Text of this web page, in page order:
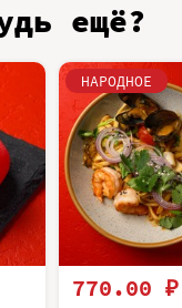
ещё?
НАРОДНОЕ
770.00 ₽